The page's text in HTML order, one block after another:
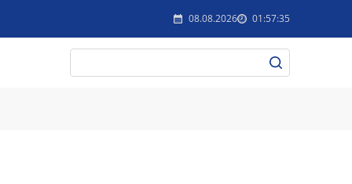
08.08.2026 01:57:35